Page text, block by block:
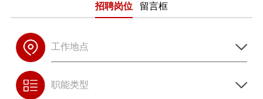
招聘岗位 留言框